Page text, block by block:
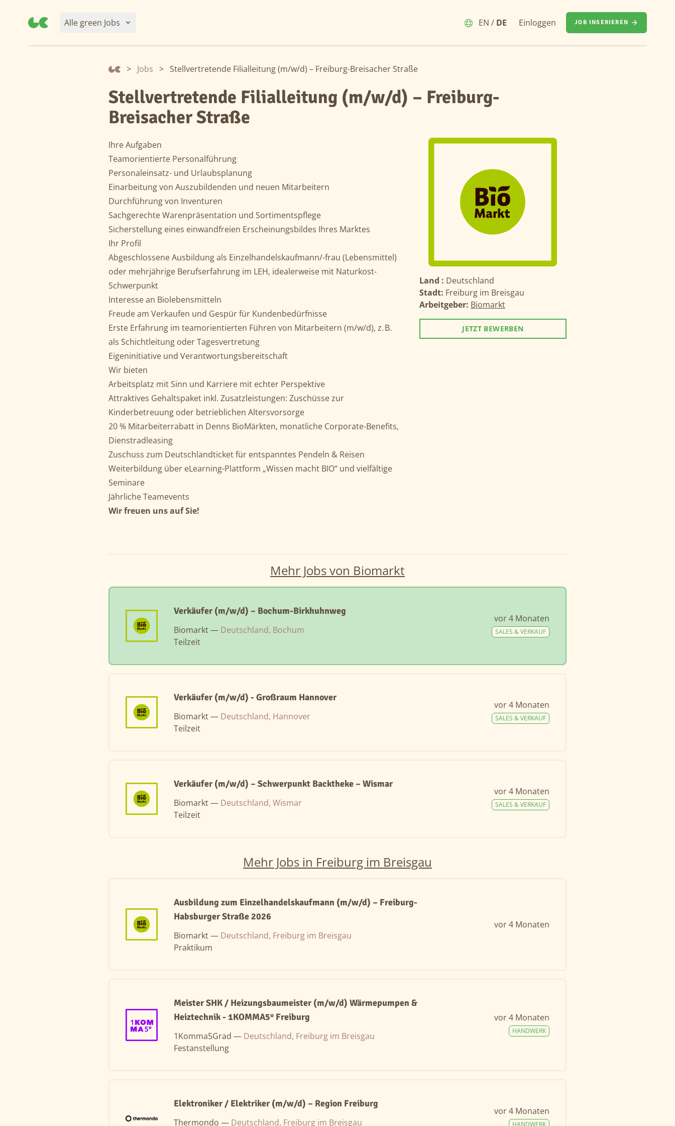
Alle green Jobs EN / DE Einloggen JOB INSERIEREN
> Jobs > Stellvertretende Filialleitung (m/w/d) – Freiburg-Breisacher Straße
Stellvertretende Filialleitung (m/w/d) – Freiburg-
Breisacher Straße
Ihre Aufgaben
Teamorientierte Personalführung
Personaleinsatz- und Urlaubsplanung
Einarbeitung von Auszubildenden und neuen Mitarbeitern
Durchführung von Inventuren
Sachgerechte Warenpräsentation und Sortimentspflege
Sicherstellung eines einwandfreien Erscheinungsbildes Ihres Marktes
Ihr Profil
Abgeschlossene Ausbildung als Einzelhandelskaufmann/-frau (Lebensmittel)
oder mehrjährige Berufserfahrung im LEH, idealerweise mit Naturkost-
Schwerpunkt
Interesse an Biolebensmitteln
Freude am Verkaufen und Gespür für Kundenbedürfnisse
Erste Erfahrung im teamorientierten Führen von Mitarbeitern (m/w/d), z. B.
als Schichtleitung oder Tagesvertretung
Eigeninitiative und Verantwortungsbereitschaft
Wir bieten
Arbeitsplatz mit Sinn und Karriere mit echter Perspektive
Attraktives Gehaltspaket inkl. Zusatzleistungen: Zuschüsse zur
Kinderbetreuung oder betrieblichen Altersvorsorge
20 % Mitarbeiterrabatt in Denns BioMärkten, monatliche Corporate-Benefits,
Dienstradleasing
Zuschuss zum Deutschlandticket für entspanntes Pendeln & Reisen
Weiterbildung über eLearning-Plattform „Wissen macht BIO“ und vielfältige
Seminare
Jährliche Teamevents
Wir freuen uns auf Sie!
Land : Deutschland
Stadt: Freiburg im Breisgau
Arbeitgeber: Biomarkt
JETZT BEWERBEN
Mehr Jobs von Biomarkt
Verkäufer (m/w/d) – Bochum-Birkhuhnweg
Biomarkt — Deutschland, Bochum
Teilzeit
vor 4 Monaten
SALES & VERKAUF
Verkäufer (m/w/d) - Großraum Hannover
Biomarkt — Deutschland, Hannover
Teilzeit
vor 4 Monaten
SALES & VERKAUF
Verkäufer (m/w/d) – Schwerpunkt Backtheke – Wismar
Biomarkt — Deutschland, Wismar
Teilzeit
vor 4 Monaten
SALES & VERKAUF
Mehr Jobs in Freiburg im Breisgau
Ausbildung zum Einzelhandelskaufmann (m/w/d) – Freiburg-
Habsburger Straße 2026
Biomarkt — Deutschland, Freiburg im Breisgau
Praktikum
vor 4 Monaten
Meister SHK / Heizungsbaumeister (m/w/d) Wärmepumpen &
Heiztechnik - 1KOMMA5° Freiburg
1Komma5Grad — Deutschland, Freiburg im Breisgau
Festanstellung
vor 4 Monaten
HANDWERK
Elektroniker / Elektriker (m/w/d) – Region Freiburg
Thermondo — Deutschland, Freiburg im Breisgau
vor 4 Monaten
HANDWERK